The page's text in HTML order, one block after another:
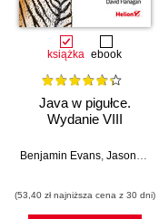
książka ebook
Java w pigułce.
Wydanie VIII
Benjamin Evans Jason Clark
(53,40 zł najniższa cena z 30 dni)